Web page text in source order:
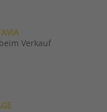
Verkauf